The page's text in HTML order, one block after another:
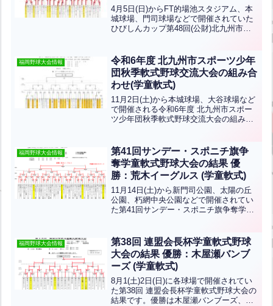
九州地区交流大会の結果 優勝：
木屋瀬バンブーズ(学童軟式)
4月5日(日)からFT的場池スタジアム、本
城球場、門司球場などで開催されていた
ひびしんカップ第48回(公財)北九州市ス
果です！優勝は木屋瀬バンブーズ、準優
勝は中原ジャ...全文はクリック
福岡野球大会情報
令和6年度 北九州市スポーツ少年
団秋季軟式野球交流大会の組み合
わせ(学童軟式)
11月2日(土)から本城球場、大谷球場など
で開催される令和6年度 北九州市スポー
ツ少年団秋季軟式野球交流大会の組み合
福岡野球大会情報
第41回サンデー・スポニチ旗争
奪学童軟式野球大会の結果 優
勝：荒木イーグルス (学童軟式)
11月14日(土)から新門司公園、太陽の丘
公園、朽網中央公園などで開催されてい
た第41回サンデー・スポニチ旗争奪学童
す！おめでとうございます！
福岡野球大会情報
第38回 連盟会長杯学童軟式野球
大会の結果 優勝：木屋瀬バンブ
ーズ (学童軟式)
8月1(土)2日(日)に各球場で開催されてい
た第38回 連盟会長杯学童軟式野球大会の
結果です。優勝は木屋瀬バンブーズ、準